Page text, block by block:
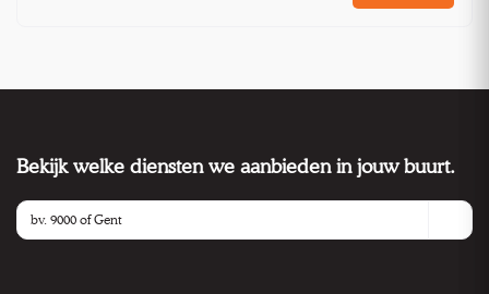
Bekijk welke diensten we aanbieden in jouw buurt.